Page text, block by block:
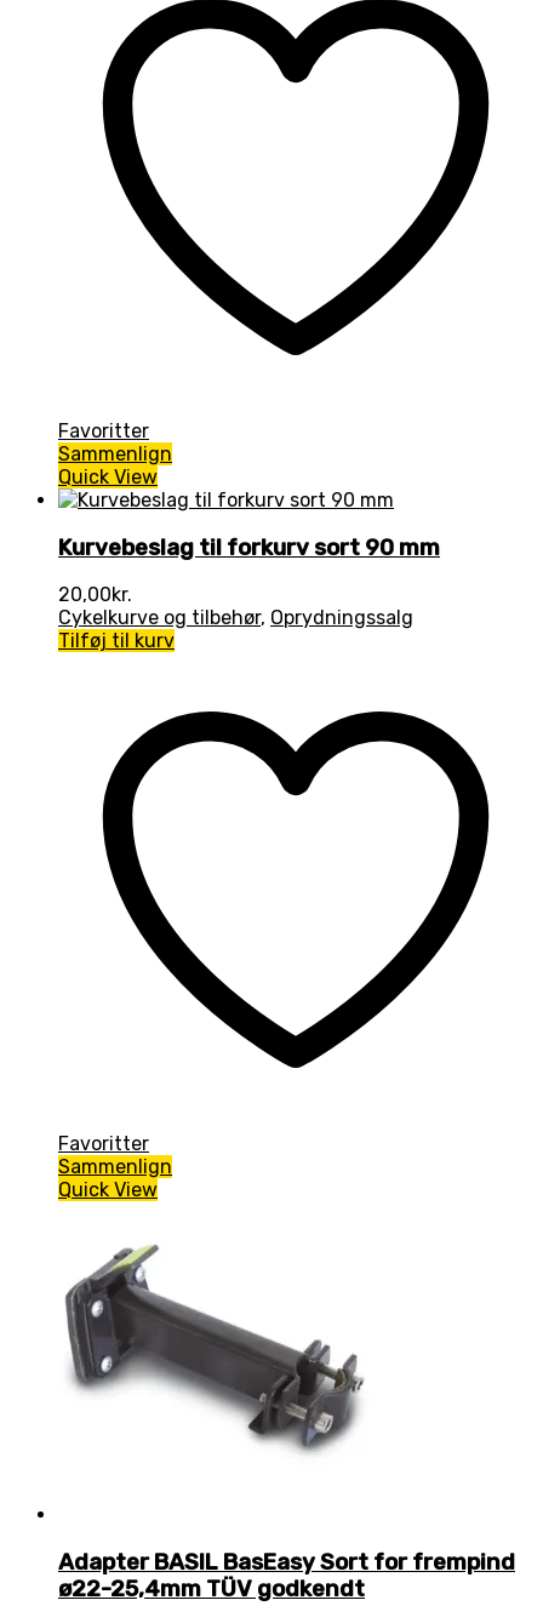
Favoritter
Sammenlign
Quick View
Kurvebeslag til forkurv sort 90 mm
20,00kr.
Cykelkurve og tilbehør, Oprydningssalg
Tilføj til kurv
Favoritter
Sammenlign
Quick View
Adapter BASIL BasEasy Sort for frempind
ø22-25,4mm TÜV godkendt